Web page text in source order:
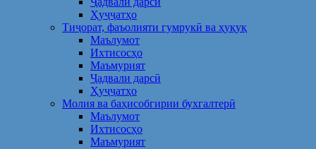
Ҳуҷҷатҳо
Тиҷорат, фаъолияти гумрукӣ ва ҳуқуқ
Маълумот
Ихтисосҳо
Маъмурият
Ҷадвали дарсӣ
Ҳуҷҷатҳо
Молия ва баҳисобгирии бухгалтерӣ
Маълумот
Ихтисосҳо
Маъмурият